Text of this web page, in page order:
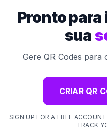
Pronto
sua
Gere QR Codes para
CRIAR QR
SIGN UP FOR A FREE
TRACK